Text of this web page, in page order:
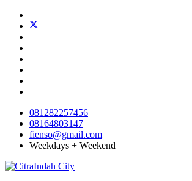
081282257456
08164803147
fienso@gmail.com
Weekdays + Weekend